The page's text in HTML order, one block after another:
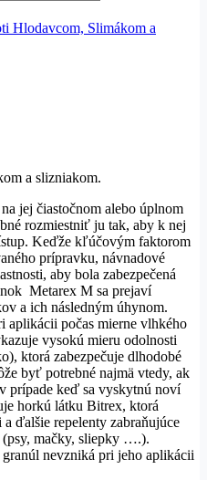
Hlodavcom, Slimákom a
a slizniakom.
jej čiastočnom alebo úplnom
rozmiestniť ju tak, aby k nej
Keďže kľúčovým faktorom
prípravku, návnadové
aby bola zabezpečená
Metarex M sa prejaví
a ich následným úhynom.
aplikácii počas mierne vlhkého
vysokú mieru odolnosti
ktorá zabezpečuje dlhodobé
byť potrebné najmä vtedy, ak
prípade keď sa vyskytnú noví
horkú látku Bitrex, ktorá
ďalšie repelenty zabraňujúce
(psy, mačky, sliepky ….).
nevzniká pri jeho aplikácii